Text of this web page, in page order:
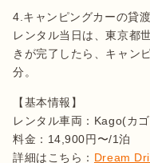
4.キャンピングカーの貸渡
レンタル当日は、東京都
きが完了したら、キャン
分。
【基本情報】
レンタル車両：Kago(カ
料金：14,900円〜/1泊
詳細はこちら： Dream